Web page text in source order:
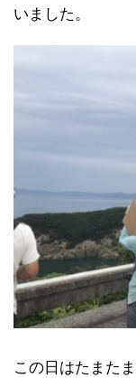
いました。
この日はたまた